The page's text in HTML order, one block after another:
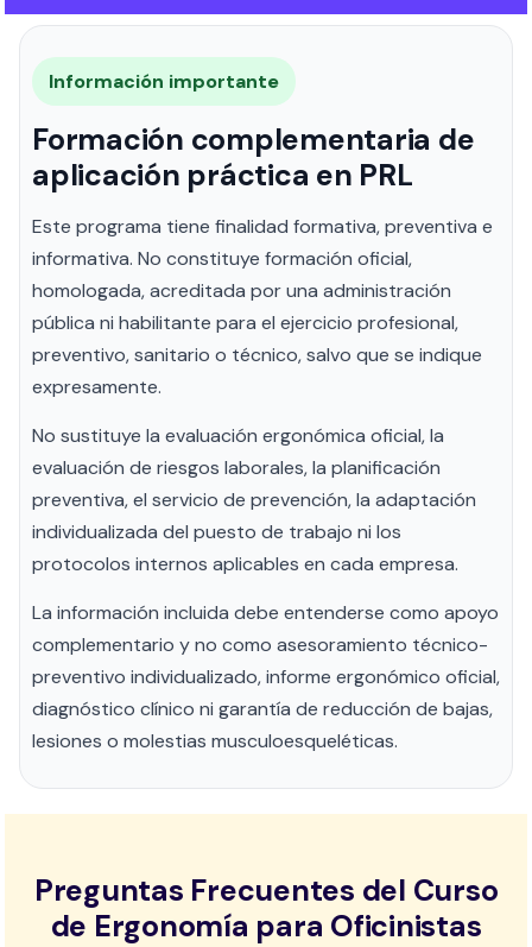
Información importante
Formación complementaria de
aplicación práctica en PRL
Este programa tiene finalidad formativa, preventiva e
informativa. No constituye formación oficial,
homologada, acreditada por una administración
pública ni habilitante para el ejercicio profesional,
preventivo, sanitario o técnico, salvo que se indique
expresamente.
No sustituye la evaluación ergonómica oficial, la
evaluación de riesgos laborales, la planificación
preventiva, el servicio de prevención, la adaptación
individualizada del puesto de trabajo ni los
protocolos internos aplicables en cada empresa.
La información incluida debe entenderse como apoyo
complementario y no como asesoramiento técnico-
preventivo individualizado, informe ergonómico oficial,
diagnóstico clínico ni garantía de reducción de bajas,
lesiones o molestias musculoesqueléticas.
Preguntas Frecuentes del Curso
de Ergonomía para Oficinistas